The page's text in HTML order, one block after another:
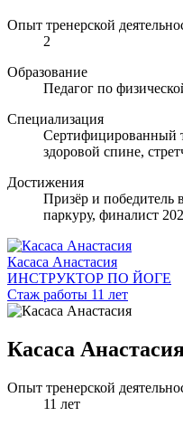
Опыт тренерской
2
Образование
Педагог по
Специализация
Сертифицированный
здоровой спине,
Достижения
Призёр и победитель
паркуру, финалист
Касаса Анастасия
ИНСТРУКТОР ПО ЙОГЕ
Стаж работы 11 лет
Касаса
Опыт тренерской
11 лет